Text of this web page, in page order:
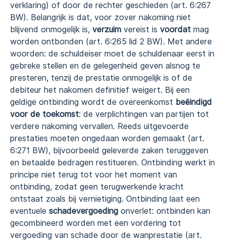
verklaring) of door de rechter geschieden (art. 6:267
BW). Belangrijk is dat, voor zover nakoming niet
blijvend onmogelijk is, verzuim vereist is voordat mag
worden ontbonden (art. 6:265 lid 2 BW). Met andere
woorden: de schuldeiser moet de schuldenaar eerst in
gebreke stellen en de gelegenheid geven alsnog te
presteren, tenzij de prestatie onmogelijk is of de
debiteur het nakomen definitief weigert. Bij een
geldige ontbinding wordt de overeenkomst beëindigd
voor de toekomst: de verplichtingen van partijen tot
verdere nakoming vervallen. Reeds uitgevoerde
prestaties moeten ongedaan worden gemaakt (art.
6:271 BW), bijvoorbeeld geleverde zaken teruggeven
en betaalde bedragen restitueren. Ontbinding werkt in
principe niet terug tot voor het moment van
ontbinding, zodat geen terugwerkende kracht
ontstaat zoals bij vernietiging. Ontbinding laat een
eventuele schadevergoeding onverlet: ontbinden kan
gecombineerd worden met een vordering tot
vergoeding van schade door de wanprestatie (art.